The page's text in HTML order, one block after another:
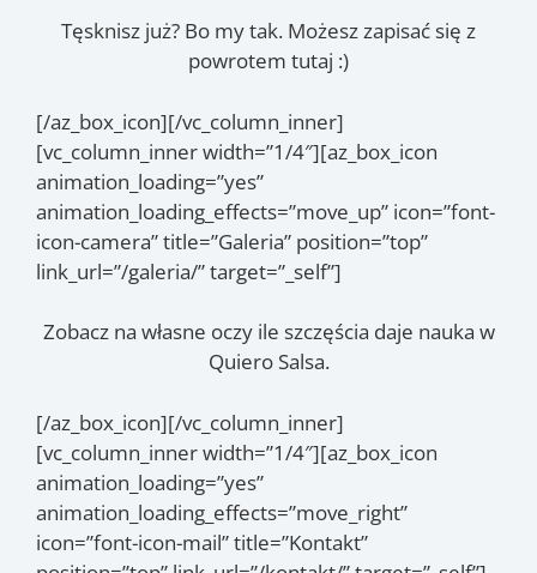
Tęsknisz już? Bo my tak. Możesz zapisać się z
powrotem tutaj :)
[/az_box_icon][/vc_column_inner]
[vc_column_inner width=”1/4″][az_box_icon
animation_loading=”yes”
animation_loading_effects=”move_up” icon=”font-
icon-camera” title=”Galeria” position=”top”
link_url=”/galeria/” target=”_self”]
Zobacz na własne oczy ile szczęścia daje nauka w
Quiero Salsa.
[/az_box_icon][/vc_column_inner]
[vc_column_inner width=”1/4″][az_box_icon
animation_loading=”yes”
animation_loading_effects=”move_right”
icon=”font-icon-mail” title=”Kontakt”